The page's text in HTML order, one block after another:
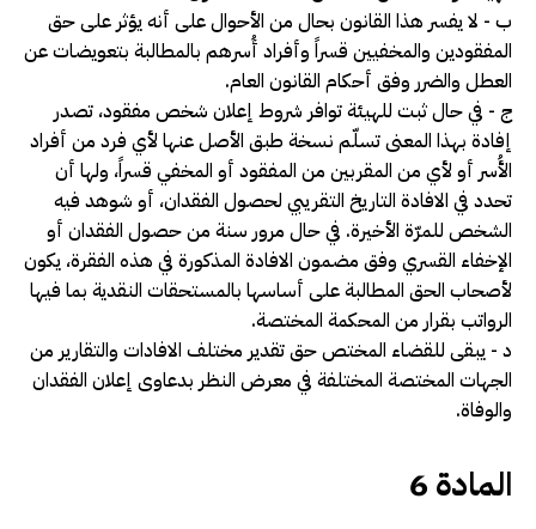
ب -­ لا يفسر هذا القانون بحال من الأحوال على أنه يؤثر على حق
المفقودين والمخفيين قسراً وأفراد أُسرهم بالمطالبة بتعويضات عن
العطل والضرر وفق أحكام القانون العام.
ج -­ في حال ثبت للهيئة توافر شروط إعلان شخص مفقود، تصدر
إفادة بهذا المعنى تسلّم نسخة طبق الأصل عنها لأي فرد من أفراد
الأُسر أو لأي من المقربين من المفقود أو المخفي قسراً، ولها أن
تحدد في الافادة التاريخ التقريبي لحصول الفقدان، أو شوهد فيه
الشخص للمرّة الأخيرة. في حال مرور سنة من حصول الفقدان أو
الإخفاء القسري وفق مضمون الافادة المذكورة في هذه الفقرة، يكون
لأصحاب الحق المطالبة على أساسها بالمستحقات النقدية بما فيها
الرواتب بقرار من المحكمة المختصة.
د -­ يبقى للقضاء المختص حق تقدير مختلف الافادات والتقارير من
الجهات المختصة المختلفة في معرض النظر بدعاوى إعلان الفقدان
والوفاة.
المادة 6